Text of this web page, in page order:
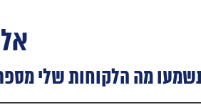
מה הלקוחות שלי